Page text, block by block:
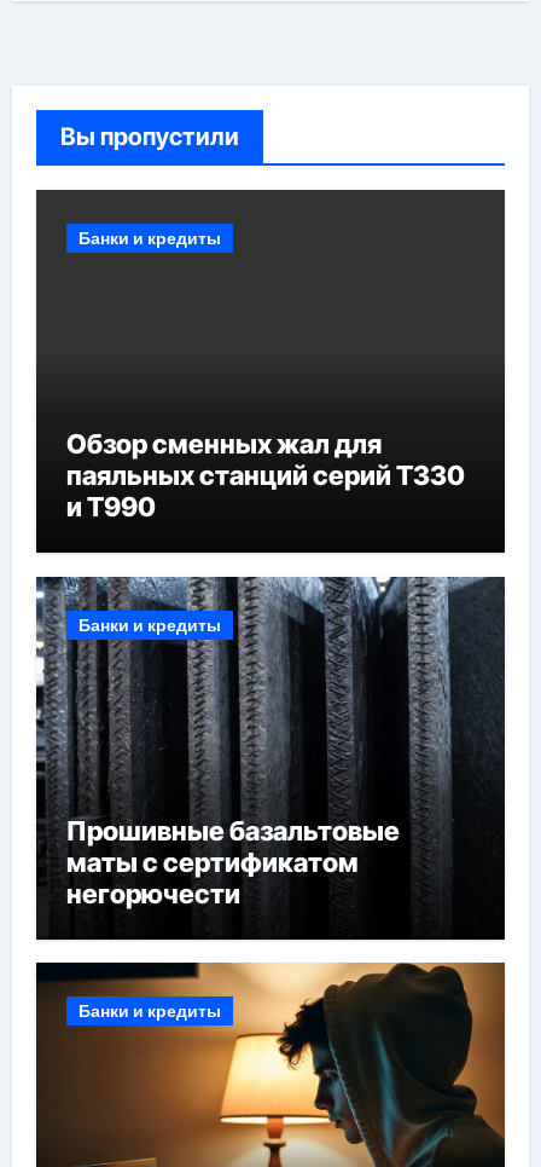
Вы пропустили
Банки и кредиты
Обзор сменных жал для
паяльных станций серий T330
и T990
Банки и кредиты
Прошивные базальтовые
маты с сертификатом
негорючести
Банки и кредиты